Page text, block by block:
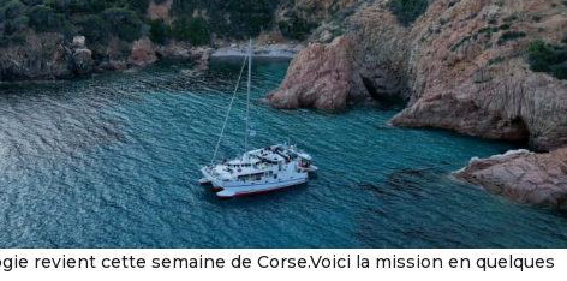
revient cette semaine de Corse.Voici la mission en quelques